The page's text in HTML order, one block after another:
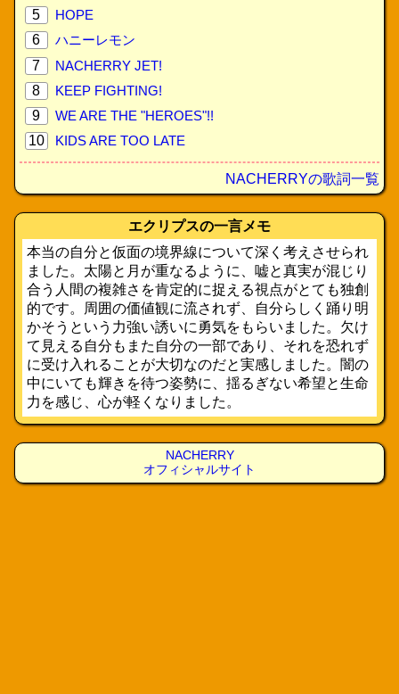
5
HOPE
6
ハニーレモン
7
NACHERRY JET!
8
KEEP FIGHTING!
9
WE ARE THE "HEROES"!!
10
KIDS ARE TOO LATE
NACHERRYの歌詞一覧
エクリプスの一言メモ
本当の自分と仮面の境界線について深く考えさせられ
ました。太陽と月が重なるように、嘘と真実が混じり
合う人間の複雑さを肯定的に捉える視点がとても独創
的です。周囲の価値観に流されず、自分らしく踊り明
かそうという力強い誘いに勇気をもらいました。欠け
て見える自分もまた自分の一部であり、それを恐れず
に受け入れることが大切なのだと実感しました。闇の
中にいても輝きを待つ姿勢に、揺るぎない希望と生命
力を感じ、心が軽くなりました。
NACHERRY
オフィシャルサイト